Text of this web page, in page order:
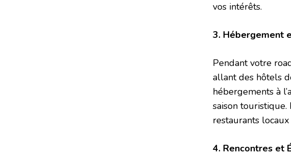
vos intérêts.
3. Hébergement
Pendant votre
allant des hôtels
hébergements à
saison
restaurants
4. Rencontres et